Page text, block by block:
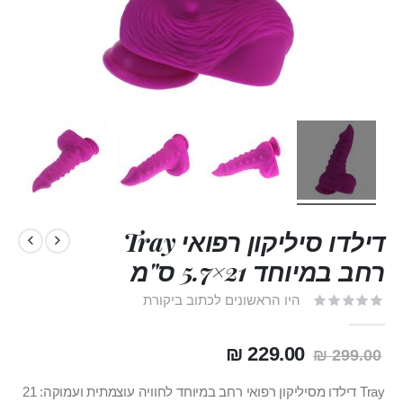
דילדו סיליקון רפואי Tray
רחב במיוחד 21×5.7 ס"מ
היו הראשונים לכתוב ביקורת
299.00 ₪
229.00 ₪
Tray דילדו מסיליקון רפואי רחב במיוחד לחוויה עוצמתית ועמוקה: 21